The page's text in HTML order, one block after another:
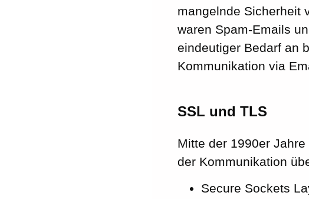
mangelnde Sicherheit
waren Spam-Emails
eindeutiger Bedarf an
Kommunikation via
SSL und TLS
Mitte der 1990er
der Kommunikation
Secure Sockets